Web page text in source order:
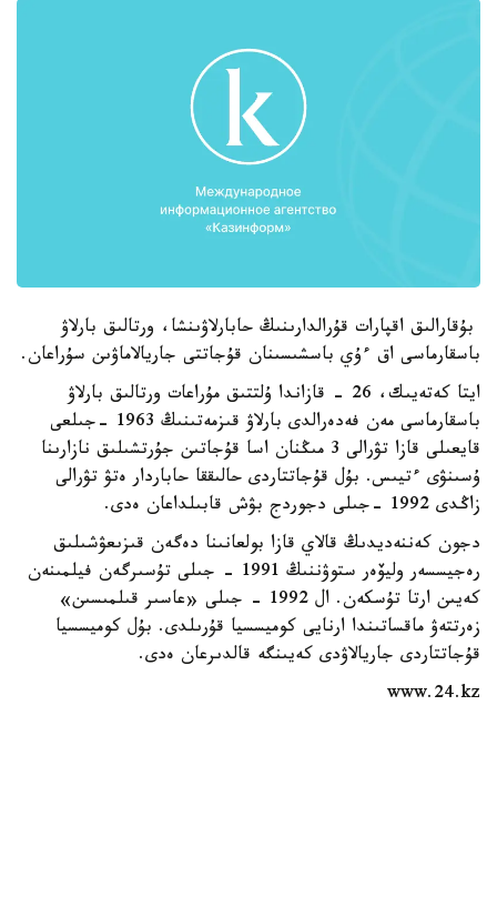
بۇقارالىق اقپارات قۇرالدارىنىڭ حابارلاۋىنشا، ورتالىق بارلاۋ
باسقارماسى اق ءۇي باسشىسىنان قۇجاتتى جاريالاماۋىن سۇراعان.
ايتا كەتەيىك، 26 - قازاندا ۇلتتىق مۇراعات ورتالىق بارلاۋ
باسقارماسى مەن فەدەرالدى بارلاۋ قىزمەتىنىڭ 1963 -جىلعى
قايعىلى قازا تۋرالى 3 مىڭنان اسا قۇجاتىن جۇرتشىلىق نازارىنا
ۇسىنۋى ءتيىس. بۇل قۇجاتتاردى حالىققا حاباردار ەتۋ تۋرالى
زاڭدى 1992 -جىلى دجوردج بۋش قابىلداعان ەدى.
دجون كەننەديدىڭ قالاي قازا بولعانىنا دەگەن قىزىعۋشىلىق
رەجيسسەر وليۆەر ستوۋننىڭ 1991 - جىلى تۇسىرگەن فيلمىنەن
كەيىن ارتا تۇسكەن. ال 1992 - جىلى «عاسىر قىلمىسىن»
زەرتتەۋ ماقساتىندا ارنايى كوميسسيا قۇرىلدى. بۇل كوميسسيا
قۇجاتتاردى جاريالاۋدى كەيىنگە قالدىرعان ەدى.
www.24.kz